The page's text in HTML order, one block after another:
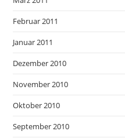
Februar 2011
Januar 2011
Dezember 2010
November 2010
Oktober 2010
September 2010